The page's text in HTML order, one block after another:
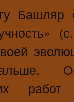
Башляр